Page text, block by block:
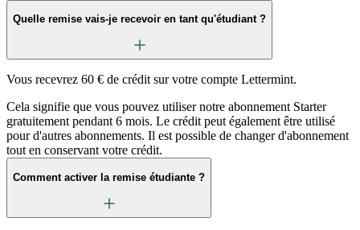
Quelle remise vais-je recevoir en tant qu'étudiant ?
Vous recevrez 60 € de crédit sur votre compte Lettermint.
Cela signifie que vous pouvez utiliser notre abonnement Starter
gratuitement pendant 6 mois. Le crédit peut également être utilisé
pour d'autres abonnements. Il est possible de changer d'abonnement
tout en conservant votre crédit.
Comment activer la remise étudiante ?